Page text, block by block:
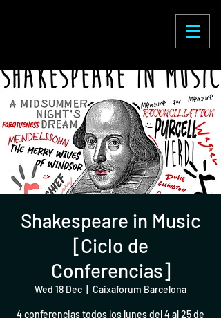
Shakespeare in Music
[Ciclo de
Conferencias]
Wed 18 Dec Caixaforum Barcelona
4 conferencias todos los lunes del 4 al 25 de